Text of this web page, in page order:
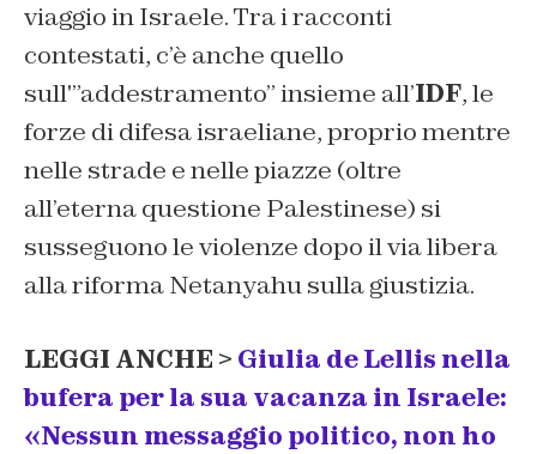
viaggio in Israele. Tra i racconti
contestati, c’è anche quello
sull'”addestramento” insieme all’IDF, le
forze di difesa israeliane, proprio mentre
nelle strade e nelle piazze (oltre
all’eterna questione Palestinese) si
susseguono le violenze dopo il via libera
alla riforma Netanyahu sulla giustizia.
LEGGI ANCHE > Giulia de Lellis nella
bufera per la sua vacanza in Israele:
«Nessun messaggio politico, non ho